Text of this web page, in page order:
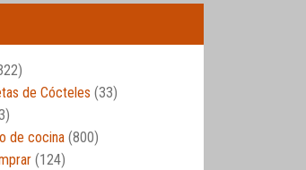
de Cócteles (33)
de cocina (800)
(124)